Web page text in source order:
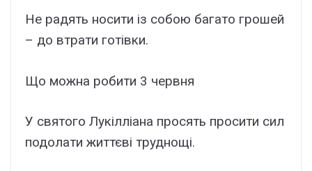
Не радять носити із собою багато грошей
– до втрати готівки.
Що можна робити 3 червня
У святого Лукілліана просять просити сил
подолати життєві труднощі.